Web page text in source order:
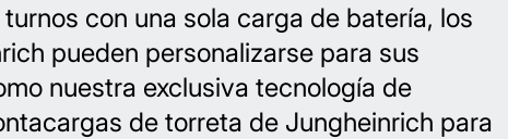
con una sola carga de batería, los
pueden personalizarse para sus
nuestra exclusiva tecnología de
de torreta de Jungheinrich para